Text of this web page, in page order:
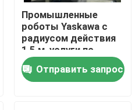
Промышленные
роботы Yaskawa с
радиусом действия
1,5 м, услуги по
вводу в
эксплуатацию и
обучению
Отправить запрос